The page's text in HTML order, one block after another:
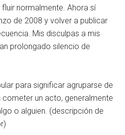
normalmente. Ahora sí
de 2008 y volver a publicar
Mis disculpas a mis
prolongado silencio de
para significar agruparse de
un acto, generalmente
o alguien. (descripción de